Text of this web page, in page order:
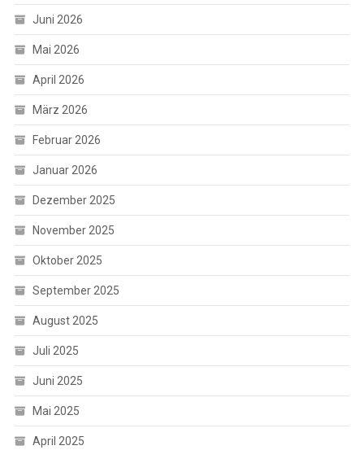
Juni 2026
Mai 2026
April 2026
März 2026
Februar 2026
Januar 2026
Dezember 2025
November 2025
Oktober 2025
September 2025
August 2025
Juli 2025
Juni 2025
Mai 2025
April 2025